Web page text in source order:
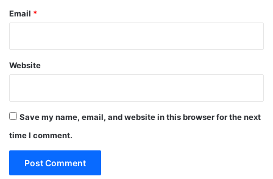
Email *
Website
Save my name, email, and website in this browser for the next
time I comment.